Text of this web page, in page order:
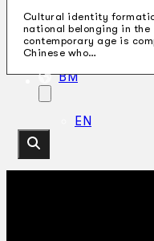
Penapisan
Sejarah Lisan
Mengenai Kami
BM
EN
Cultural identity
national belonging in the
contemporary age is
Chinese who…